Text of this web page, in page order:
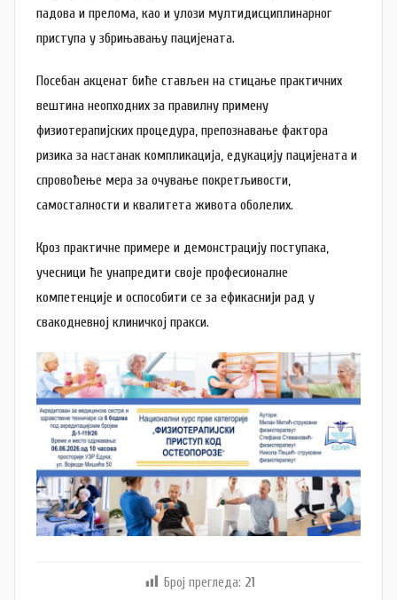
падова и прелома, као и улози мултидисциплинарног
приступа у збрињавању пацијената.
Посебан акценат биће стављен на стицање практичних
вештина неопходних за правилну примену
физиотерапијских процедура, препознавање фактора
ризика за настанак компликација, едукацију пацијената и
спровођење мера за очување покретљивости,
самосталности и квалитета живота оболелих.
Кроз практичне примере и демонстрацију поступака,
учесници ће унапредити своје професионалне
компетенције и оспособити се за ефикаснији рад у
свакодневној клиничкој пракси.
Број прегледа: 21